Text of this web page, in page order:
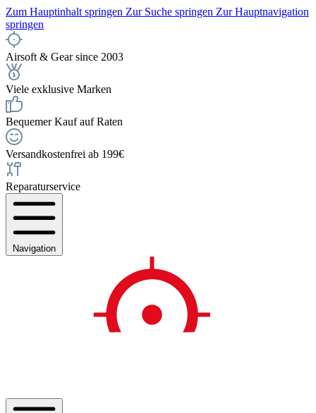
Zum Hauptinhalt springen Zur Suche springen Zur Hauptnavigation
springen
Airsoft & Gear since 2003
Viele exklusive Marken
Bequemer Kauf auf Raten
Versandkostenfrei ab 199€
Reparaturservice
Navigation